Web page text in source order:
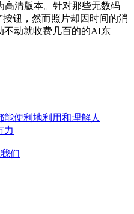
高清版本。针对那些无数码
钮，然而照片却因时间的消
不动就收费几百的的AI东
便利地利用和理解人
力
们